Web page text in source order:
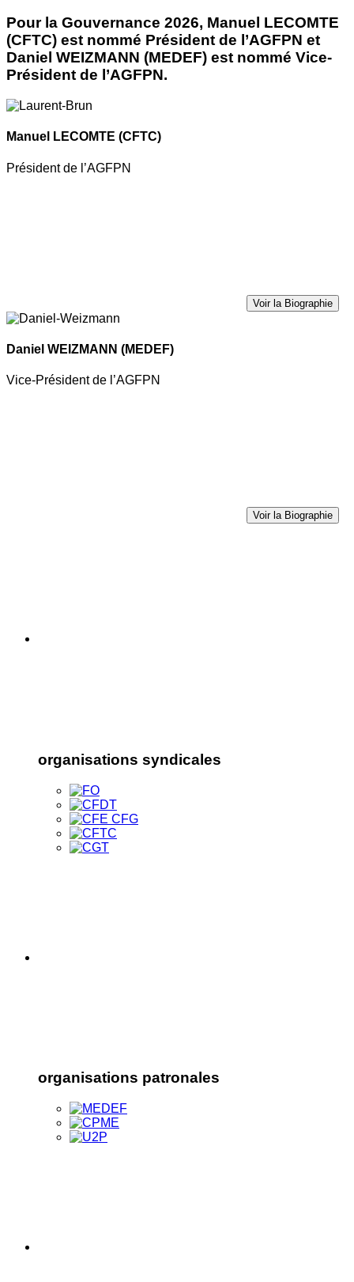
Pour la Gouvernance 2026, Manuel LECOMTE
(CFTC) est nommé Président de l’AGFPN et
Daniel WEIZMANN (MEDEF) est nommé Vice-
Président de l’AGFPN.
Manuel LECOMTE (CFTC)
Président de l’AGFPN
Voir la Biographie
Daniel WEIZMANN (MEDEF)
Vice-Président de l’AGFPN
Voir la Biographie
organisations syndicales
organisations patronales